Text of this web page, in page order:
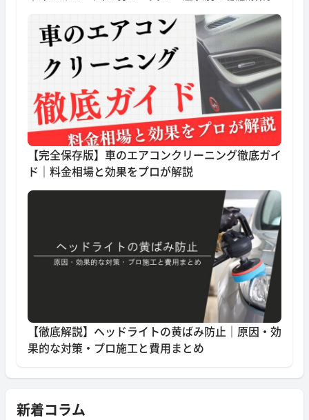
【完全保存版】車のエアコンクリーニング徹底ガイ
ド｜料金相場と効果をプロが解説
【徹底解説】ヘッドライトの黄ばみ防止｜原因・効
果的な対策・プロ施工と費用まとめ
新着コラム